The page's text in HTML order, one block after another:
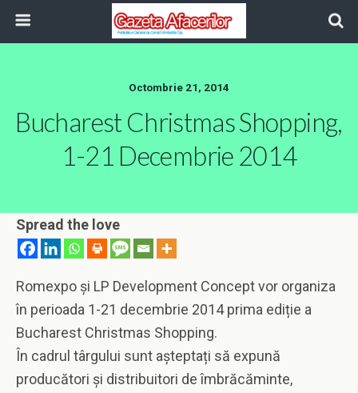
Octombrie 21, 2014
Bucharest Christmas Shopping,
1-21 Decembrie 2014
Spread the love
Romexpo și LP Development Concept vor organiza
în perioada 1-21 decembrie 2014 prima ediție a
Bucharest Christmas Shopping.
În cadrul târgului sunt așteptați să expună
producători și distribuitori de îmbrăcăminte,